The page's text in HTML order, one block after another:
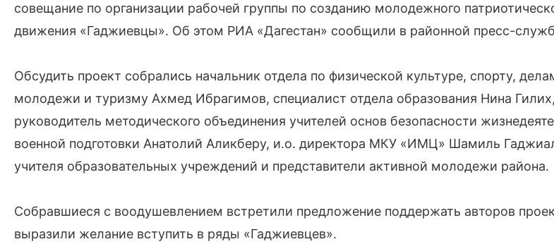
совещание по организации рабочей группы по созданию молодежного
движения «Гаджиевцы». Об этом РИА «Дагестан» сообщили в районной пресс-
Обсудить проект собрались начальник отдела по физической культуре, спорту,
молодежи и туризму Ахмед Ибрагимов, специалист отдела образования Нина Гилих,
руководитель методического объединения учителей основ безопасности
военной подготовки Анатолий Аликберу, и.о. директора МКУ «ИМЦ» Шамиль
учителя образовательных учреждений и представители активной молодежи района.
Собравшиеся с воодушевлением встретили предложение поддержать авторов
выразили желание вступить в ряды «Гаджиевцев».